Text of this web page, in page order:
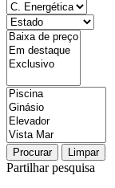
Procurar Limpar
Partilhar pesquisa